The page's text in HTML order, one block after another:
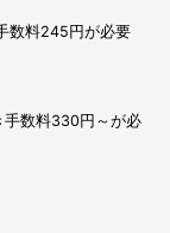
数料245円が必要
手数料330円～が必